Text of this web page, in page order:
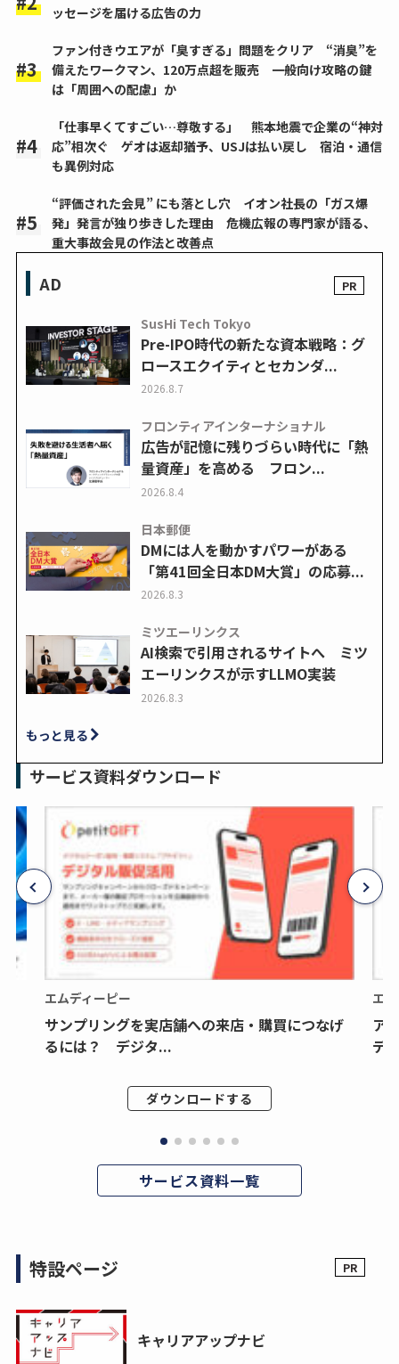
ッセージを届ける広告の力
ファン付きウエアが「臭すぎる」問題をクリア “消臭”を
備えたワークマン、120万点超を販売 一般向け攻略の鍵
は「周囲への配慮」か
「仕事早くてすごい…尊敬する」 熊本地震で企業の“神対
応”相次ぐ ゲオは返却猶予、USJは払い戻し 宿泊・通信
も異例対応
“評価された会見” にも落とし穴 イオン社長の「ガス爆
発」発言が独り歩きした理由 危機広報の専門家が語る、
重大事故会見の作法と改善点
AD
SusHi Tech Tokyo
Pre-IPO時代の新たな資本戦略：グ
ロースエクイティとセカンダ...
2026.8.7
フロンティアインターナショナル
広告が記憶に残りづらい時代に「熱
量資産」を高める フロン...
2026.8.4
日本郵便
DMには人を動かすパワーがある
「第41回全日本DM大賞」の応募...
2026.8.3
ミツエーリンクス
AI検索で引用されるサイトへ ミツ
エーリンクスが示すLLMO実装
2026.8.3
もっと見る
サービス資料ダウンロード
エムディーピー
サンプリングを実店舗への来店・購買につなげ
るには？ デジタ...
ダウンロードする
エ
ア
デ
サービス資料一覧
特設ページ
キャリアアップナビ